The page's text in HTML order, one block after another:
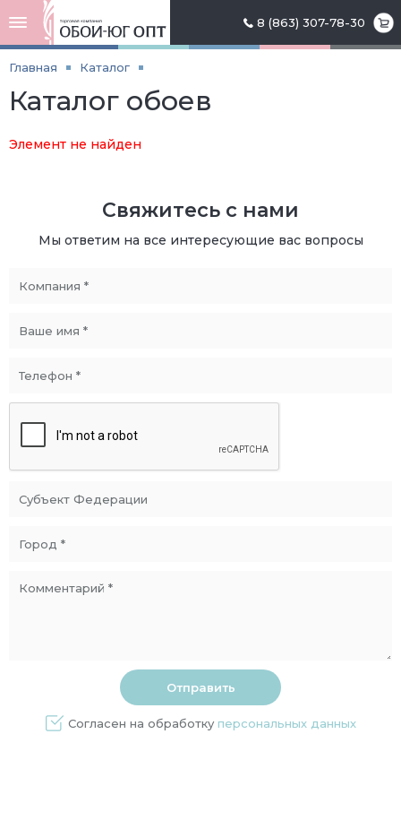
8 (863) 307-78-30
Главная Каталог
Каталог обоев
Элемент не найден
Свяжитесь с нами
Мы ответим на все интересующие вас вопросы
Согласен на обработку персональных данных